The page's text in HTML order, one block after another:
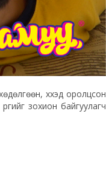
хүүхэд оролцсон
зохион байгуулагч